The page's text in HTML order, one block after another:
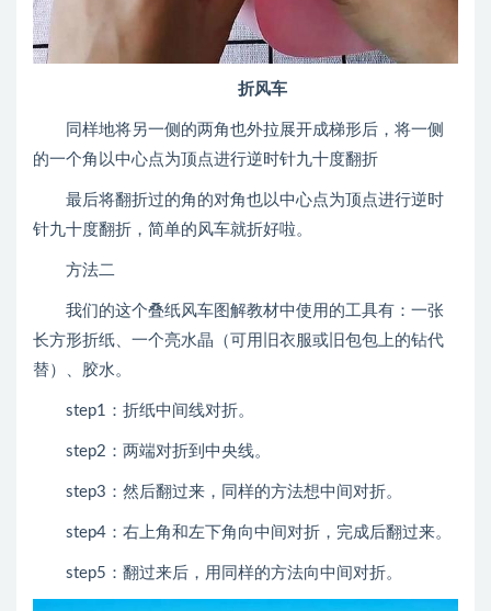
折风车
同样地将另一侧的两角也外拉展开成梯形后，将一侧
的一个角以中心点为顶点进行逆时针九十度翻折
最后将翻折过的角的对角也以中心点为顶点进行逆时
针九十度翻折，简单的风车就折好啦。
方法二
我们的这个叠纸风车图解教材中使用的工具有：一张
长方形折纸、一个亮水晶（可用旧衣服或旧包包上的钻代
替）、胶水。
step1：折纸中间线对折。
step2：两端对折到中央线。
step3：然后翻过来，同样的方法想中间对折。
step4：右上角和左下角向中间对折，完成后翻过来。
step5：翻过来后，用同样的方法向中间对折。